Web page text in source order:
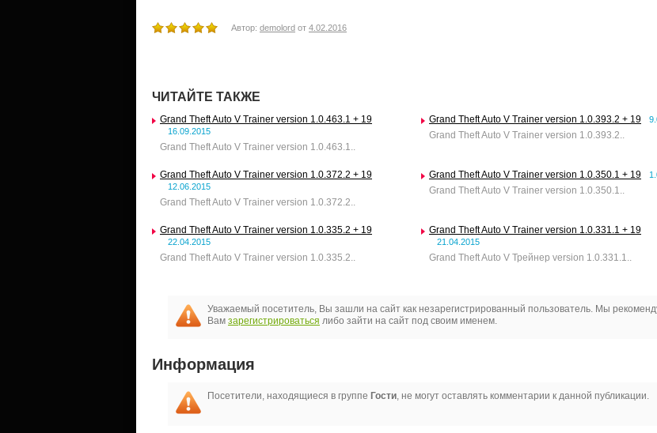
Автор: demolord от 4.02.2016
ЧИТАЙТЕ ТАКЖЕ
Grand Theft Auto V Trainer version 1.0.463.1 + 19
16.09.2015
Grand Theft Auto V Trainer version 1.0.463.1..
Grand Theft Auto V Trainer version 1.0.393.2 + 19
Grand Theft Auto V Trainer version 1.0.393.2..
Grand Theft Auto V Trainer version 1.0.372.2 + 19
12.06.2015
Grand Theft Auto V Trainer version 1.0.372.2..
Grand Theft Auto V Trainer version 1.0.350.1 + 19
Grand Theft Auto V Trainer version 1.0.350.1..
Grand Theft Auto V Trainer version 1.0.335.2 + 19
22.04.2015
Grand Theft Auto V Trainer version 1.0.335.2..
Grand Theft Auto V Trainer version 1.0.331.1 + 19
21.04.2015
Grand Theft Auto V Трейнер version 1.0.331.1..
Уважаемый посетитель, Вы зашли на сайт как незарегистрированный пользователь. Мы
Вам зарегистрироваться либо зайти на сайт под своим именем.
Информация
Посетители, находящиеся в группе Гости, не могут оставлять комментарии к данной публикации.